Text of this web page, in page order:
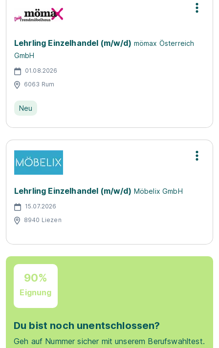
Lehrling Einzelhandel (m/w/d) mömax Österreich
GmbH
01.08.2026
6063 Rum
Neu
Lehrling Einzelhandel (m/w/d) Möbelix GmbH
15.07.2026
8940 Liezen
90%
Eignung
Du bist noch unentschlossen?
Geh auf Nummer sicher mit unserem Berufswahltest.